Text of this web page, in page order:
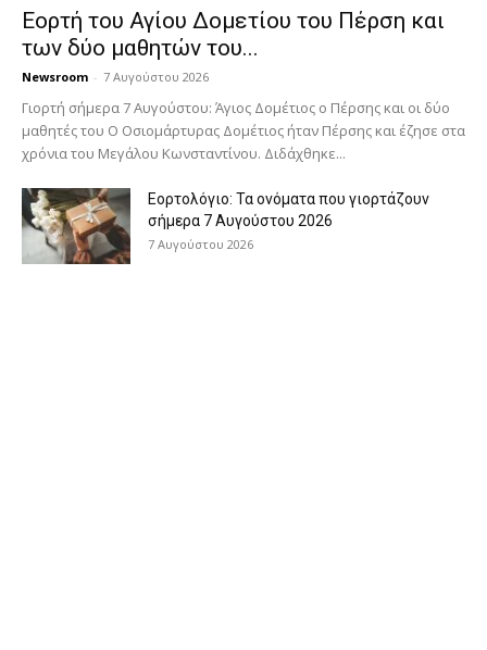
Εορτή του Αγίου Δομετίου του Πέρση και
των δύο μαθητών του...
Newsroom - 7 Αυγούστου 2026
Γιορτή σήμερα 7 Αυγούστου: Άγιος Δομέτιος ο Πέρσης και οι δύο
μαθητές του Ο Oσιομάρτυρας Δομέτιος ήταν Πέρσης και έζησε στα
χρόνια του Μεγάλου Κωνσταντίνου. Διδάχθηκε...
Εορτολόγιο: Τα ονόματα που γιορτάζουν
σήμερα 7 Αυγούστου 2026
7 Αυγούστου 2026